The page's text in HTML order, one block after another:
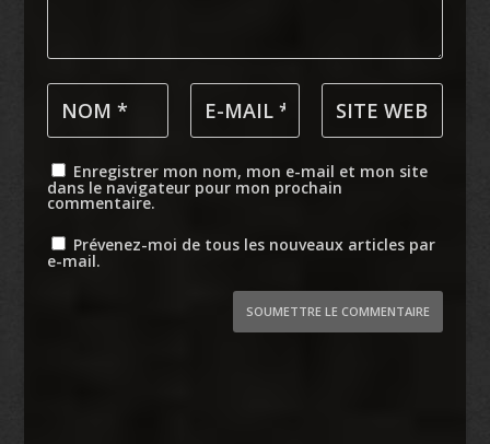
Enregistrer mon nom, mon e-mail et mon site
dans le navigateur pour mon prochain
commentaire.
Prévenez-moi de tous les nouveaux articles par
e-mail.
SOUMETTRE LE COMMENTAIRE